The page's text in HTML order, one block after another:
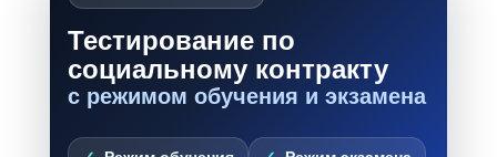
Тестирование по
социальному контракту
с режимом обучения и экзамена